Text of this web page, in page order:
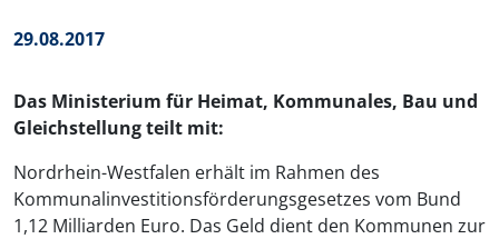
29.08.2017
Das Ministerium für Heimat, Kommunales, Bau und
Gleichstellung teilt mit:
Nordrhein-Westfalen erhält im Rahmen des
Kommunalinvestitionsförderungsgesetzes vom Bund
1,12 Milliarden Euro. Das Geld dient den Kommunen zur